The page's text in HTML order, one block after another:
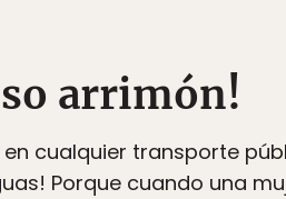
arrimón!
cualquier transporte
Porque cuando una